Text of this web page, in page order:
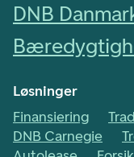
DNB
Løsninger
Finansiering
DNB Carnegie